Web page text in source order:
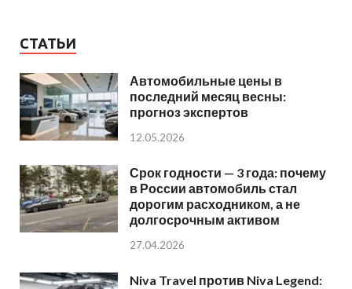
СТАТЬИ
Автомобильные цены в
последний месяц весны:
прогноз экспертов
12.05.2026
Срок годности — 3 года: почему
в России автомобиль стал
дорогим расходником, а не
долгосрочным активом
27.04.2026
Niva Travel против Niva Legend: